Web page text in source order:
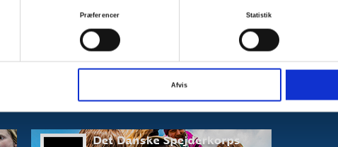
Præferencer Statistik
Afvis